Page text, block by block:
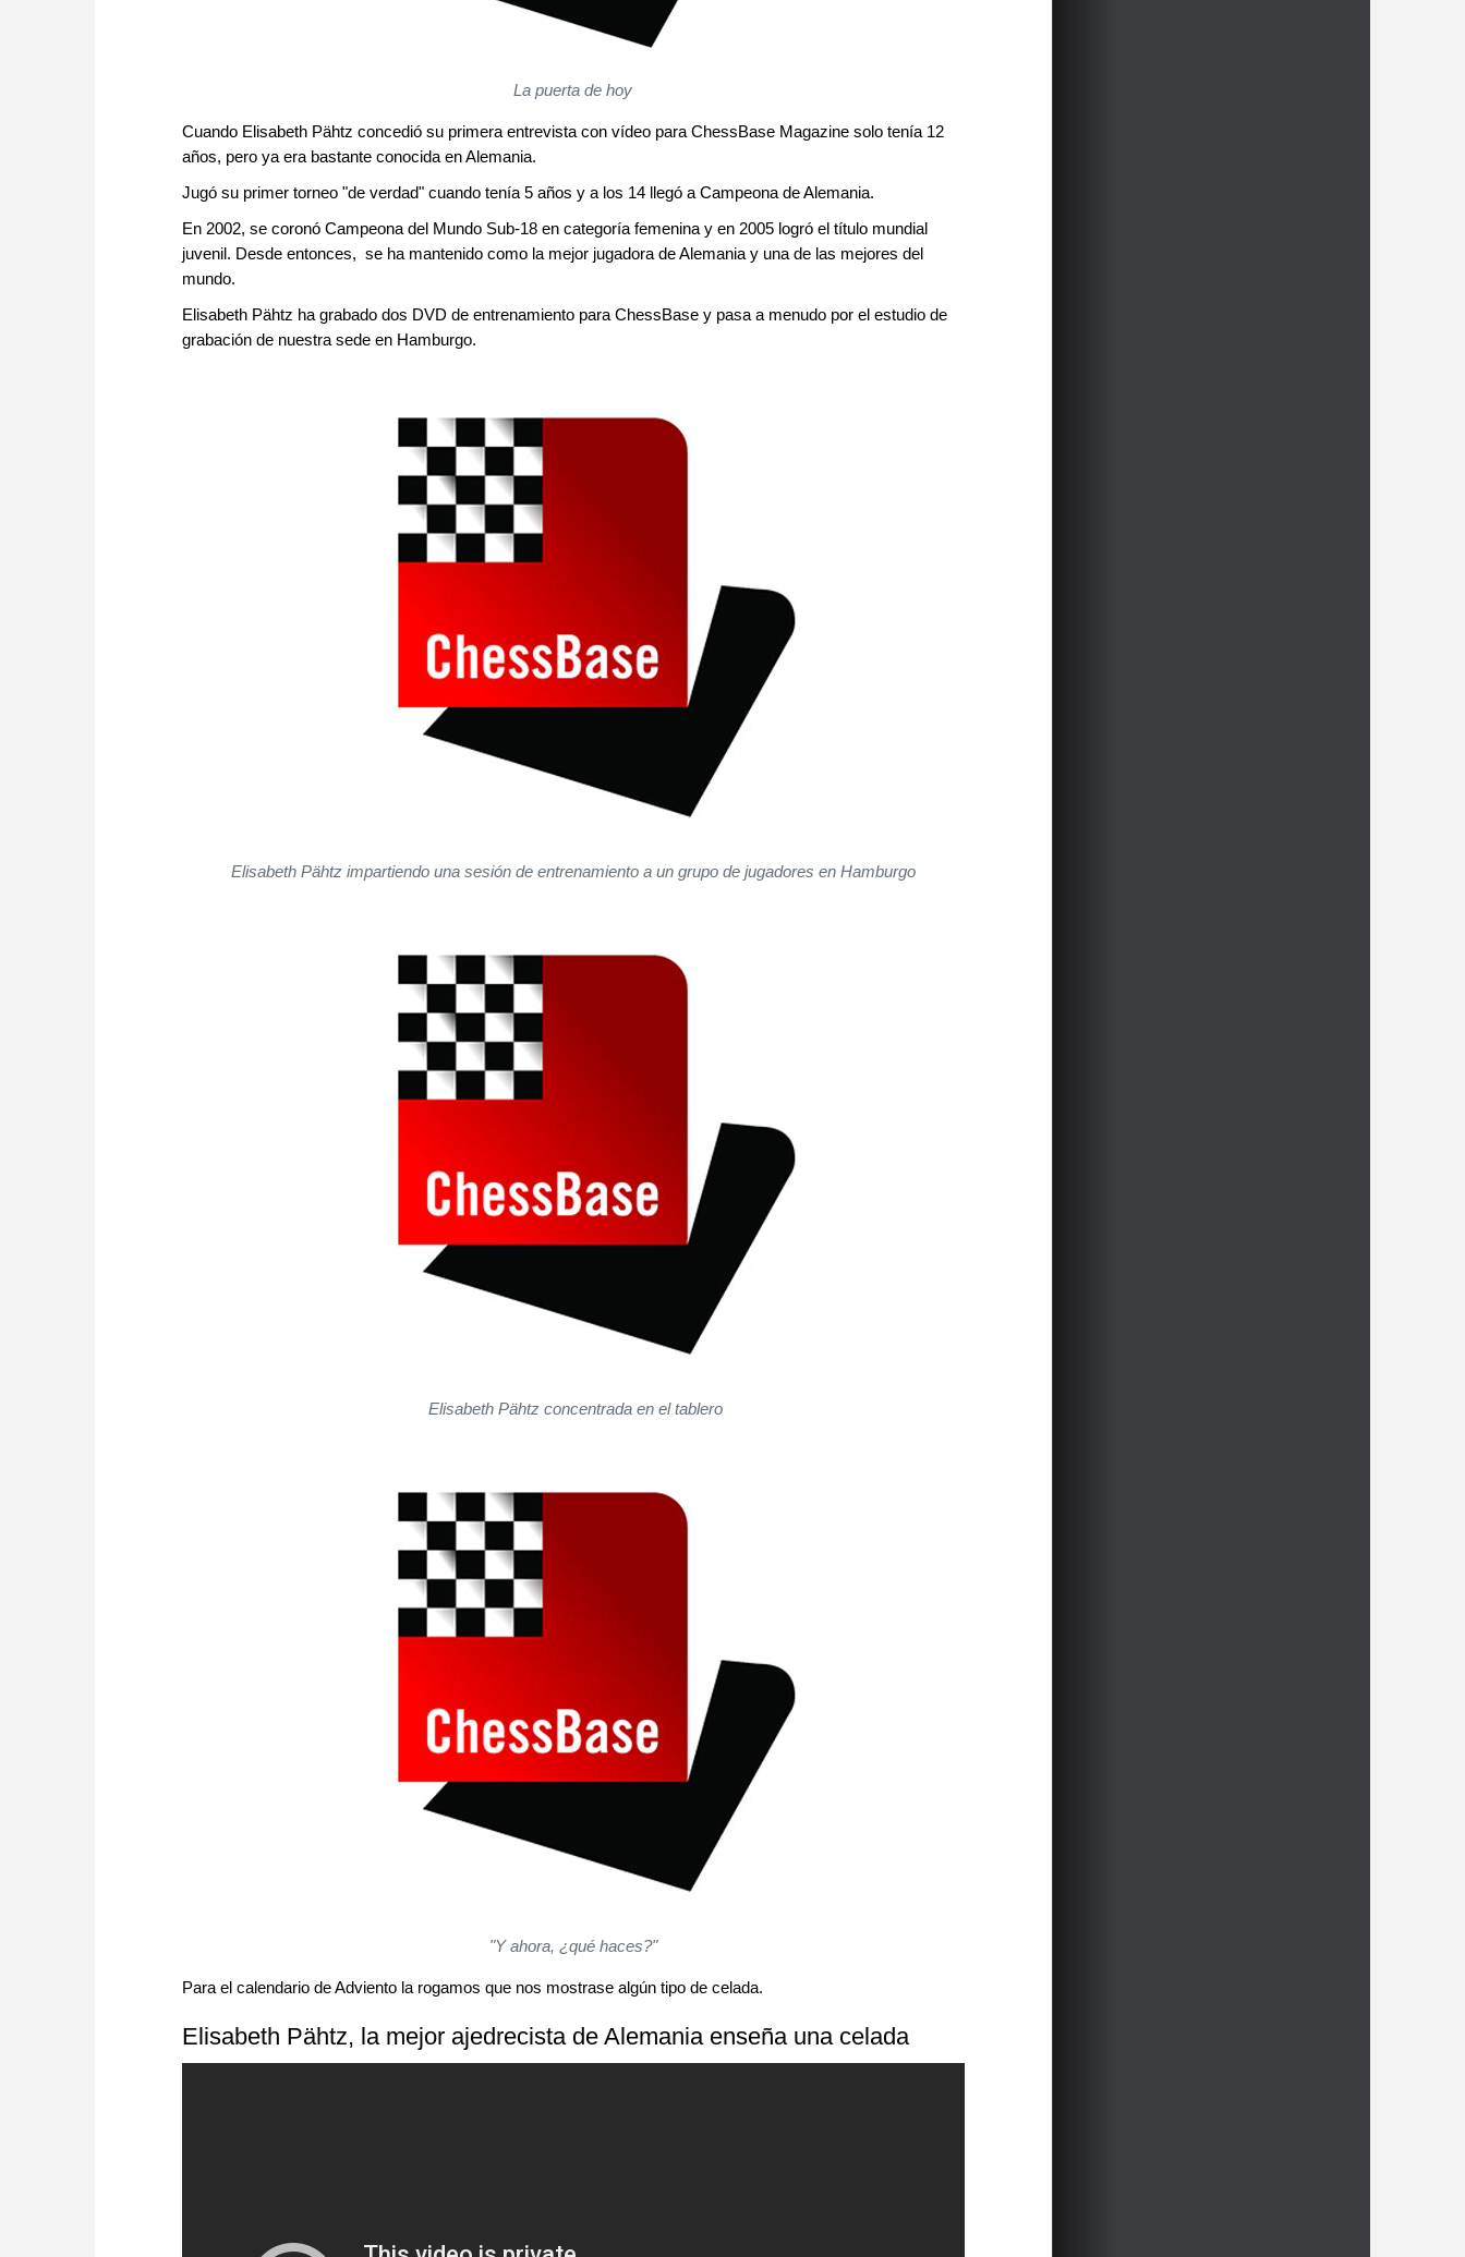
La puerta de hoy
Cuando Elisabeth Pähtz concedió su primera entrevista con vídeo para ChessBase Magazine solo tenía 12
años, pero ya era bastante conocida en Alemania.
Jugó su primer torneo "de verdad" cuando tenía 5 años y a los 14 llegó a Campeona de Alemania.
En 2002, se coronó Campeona del Mundo Sub-18 en categoría femenina y en 2005 logró el título mundial
juvenil. Desde entonces, se ha mantenido como la mejor jugadora de Alemania y una de las mejores del
mundo.
Elisabeth Pähtz ha grabado dos DVD de entrenamiento para ChessBase y pasa a menudo por el estudio de
grabación de nuestra sede en Hamburgo.
Elisabeth Pähtz impartiendo una sesión de entrenamiento a un grupo de jugadores en Hamburgo
Elisabeth Pähtz concentrada en el tablero
"Y ahora, ¿qué haces?"
Para el calendario de Adviento la rogamos que nos mostrase algún tipo de celada.
Elisabeth Pähtz, la mejor ajedrecista de Alemania enseña una celada